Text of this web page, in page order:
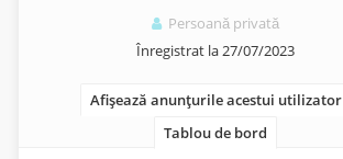
Persoană privată
Înregistrat la 27/07/2023
Afișează anunțurile acestui utilizator
Tablou de bord